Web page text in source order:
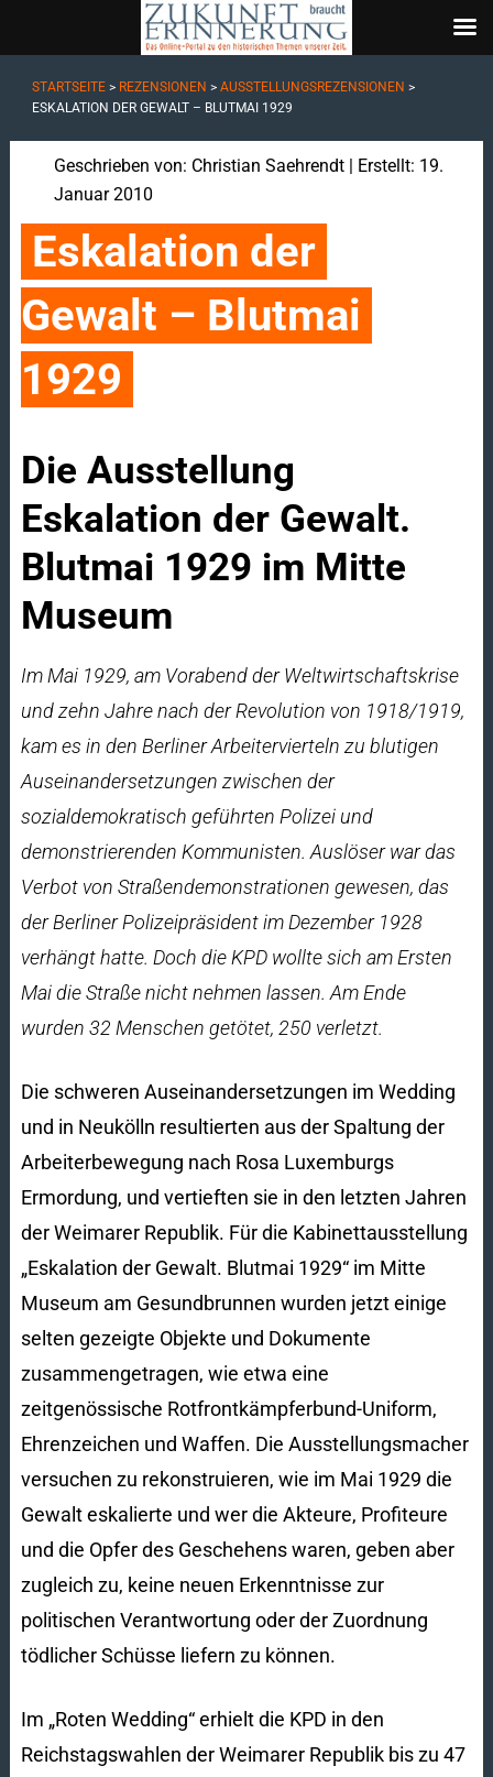
STARTSEITE> REZENSIONEN > AUSSTELLUNGSREZENSIONEN >
ESKALATION DER GEWALT – BLUTMAI 1929
Geschrieben von: Christian Saehrendt| Erstellt: 19.
Januar 2010
Eskalation der
Gewalt – Blutmai
1929
Die Ausstellung
Eskalation der Gewalt.
Blutmai 1929 im Mitte
Museum
Im Mai 1929, am Vorabend der Weltwirtschaftskrise
und zehn Jahre nach der Revolution von 1918/1919,
kam es in den Berliner Arbeitervierteln zu blutigen
Auseinandersetzungen zwischen der
sozialdemokratisch geführten Polizei und
demonstrierenden Kommunisten. Auslöser war das
Verbot von Straßendemonstrationen gewesen, das
der Berliner Polizeipräsident im Dezember 1928
verhängt hatte. Doch die KPD wollte sich am Ersten
Mai die Straße nicht nehmen lassen. Am Ende
wurden 32 Menschen getötet, 250 verletzt.
Die schweren Auseinandersetzungen im Wedding
und in Neukölln resultierten aus der Spaltung der
Arbeiterbewegung nach Rosa Luxemburgs
Ermordung, und vertieften sie in den letzten Jahren
der Weimarer Republik. Für die Kabinettausstellung
„Eskalation der Gewalt. Blutmai 1929“ im Mitte
Museum am Gesundbrunnen wurden jetzt einige
selten gezeigte Objekte und Dokumente
zusammengetragen, wie etwa eine
zeitgenössische Rotfrontkämpferbund-Uniform,
Ehrenzeichen und Waffen. Die Ausstellungsmacher
versuchen zu rekonstruieren, wie im Mai 1929 die
Gewalt eskalierte und wer die Akteure, Profiteure
und die Opfer des Geschehens waren, geben aber
zugleich zu, keine neuen Erkenntnisse zur
politischen Verantwortung oder der Zuordnung
tödlicher Schüsse liefern zu können.
Im „Roten Wedding“ erhielt die KPD in den
Reichstagswahlen der Weimarer Republik bis zu 47